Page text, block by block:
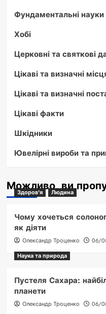
Фундаментальні науки
Хобі
Церковні та святкові
Цікаві та визначні
Цікаві та визначні
Цікаві факти
Шкідники
Ювелірні вироби та
Можливо, ви
Здоров'я Людина
Чому хочеться
як діяти
Олександр Троценко
06/
Наука та природа
Пустеля Сахара:
планети
Олександр Троценко
06/